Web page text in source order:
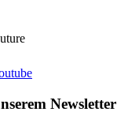
Newsletter